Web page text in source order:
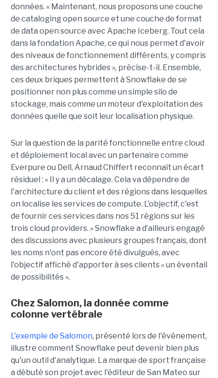
données. « Maintenant, nous proposons une couche
de cataloging open source et une couche de format
de data open source avec Apache Iceberg. Tout cela
dans la fondation Apache, ce qui nous permet d'avoir
des niveaux de fonctionnement différents, y compris
des architectures hybrides », précise-t-il. Ensemble,
ces deux briques permettent à Snowflake de se
positionner non plus comme un simple silo de
stockage, mais comme un moteur d'exploitation des
données quelle que soit leur localisation physique.
Sur la question de la parité fonctionnelle entre cloud
et déploiement local avec un partenaire comme
Everpure ou Dell, Arnaud Chiffert reconnaît un écart
résiduel : « Il y a un décalage. Cela va dépendre de
l'architecture du client et des régions dans lesquelles
on localise les services de compute. L'objectif, c'est
de fournir ces services dans nos 51 régions sur les
trois cloud providers. » Snowflake a d’ailleurs engagé
des discussions avec plusieurs groupes français, dont
les noms n'ont pas encore été divulgués, avec
l'objectif affiché d'apporter à ses clients « un éventail
de possibilités ».
Chez Salomon, la donnée comme
colonne vertébrale
L'exemple de Salomon, présenté lors de l'événement,
illustre comment Snowflake peut devenir bien plus
qu'un outil d'analytique. La marque de sport française
a débuté son projet avec l'éditeur de San Mateo sur